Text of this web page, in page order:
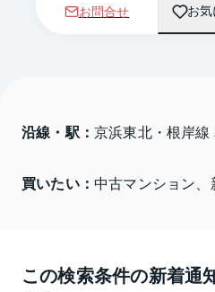
お問合せ お
沿線・駅： 京浜東北・根岸線
買いたい： 中古マンション
この検索条件の新着通